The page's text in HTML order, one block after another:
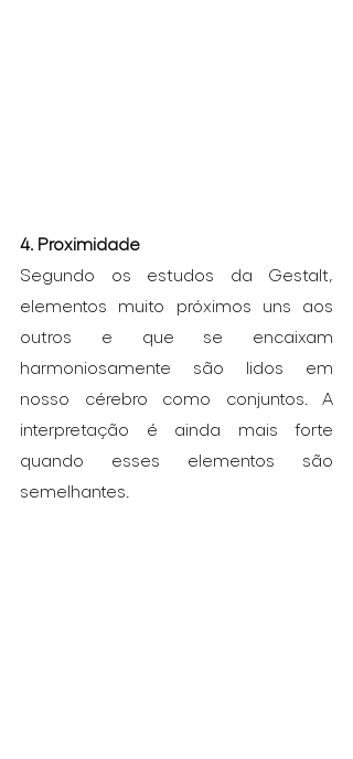
4. Proximidade
Segundo os estudos da Gestalt,
elementos muito próximos uns aos
outros e que se encaixam
harmoniosamente são lidos em
nosso cérebro como conjuntos. A
interpretação é ainda mais forte
quando esses elementos são
semelhantes.